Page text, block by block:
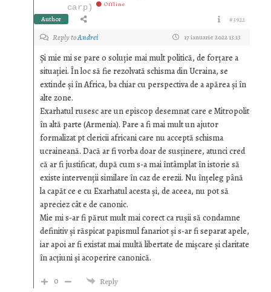
carp)
Offline
Author #3922
Reply toAndrei 17 ianuarie 2022 13:13
Și mie mi se pare o soluție mai mult politică, de forțare a
situației. În loc să fie rezolvată schisma din Ucraina, se
extinde și în Africa, ba chiar cu perspectiva de a apărea și în
alte zone.
Exarhatul rusesc are un episcop desemnat care e Mitropolit
în altă parte (Armenia). Pare a fi mai mult un ajutor
formalizat pt clericii africani care nu acceptă schisma
ucraineană. Dacă ar fi vorba doar de susținere, atunci cred
că ar fi justificat, după cum s-a mai întâmplat în istorie să
existe intervenții similare în caz de erezii. Nu înțeleg până
la capăt ce e cu Exarhatul acesta și, de aceea, nu pot să
apreciez cât e de canonic.
Mie mi s-ar fi părut mult mai corect ca rușii să condamne
definitiv și răspicat papismul fanariot și s-ar fi separat apele,
iar apoi ar fi existat mai multă libertate de mișcare și claritate
în acțiuni și acoperire canonică.
0
Reply